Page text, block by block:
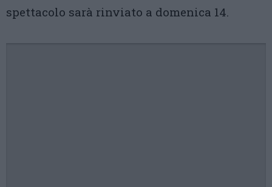
spettacolo sarà rinviato a domenica 14.